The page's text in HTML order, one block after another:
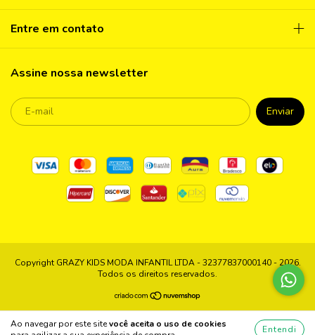
Ao navegar por este sitevocê aceita o uso de cookies
Entendi
Entre em contato
Assine nossa newsletter
Copyright GRAZY KIDS MODA INFANTIL LTDA - 32377837000140 - 2026.
Todos os direitos reservados.